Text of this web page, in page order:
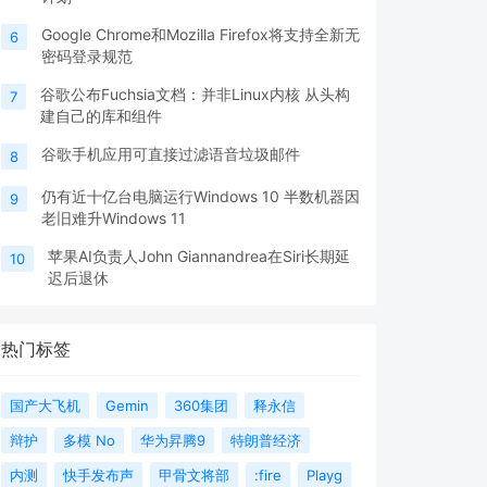
6
Google Chrome和Mozilla Firefox将支持全新无
密码登录规范
7
谷歌公布Fuchsia文档：并非Linux内核 从头构
建自己的库和组件
8 谷歌手机应用可直接过滤语音垃圾邮件
9
仍有近十亿台电脑运行Windows 10 半数机器因
老旧难升Windows 11
10
苹果AI负责人John Giannandrea在Siri长期延
迟后退休
热门标签
国产大飞机 Gemin 360集团
释永信
辩护
多模 No 华为昇腾9
特朗普经济
内测
快手发布声 甲骨文将部 :fire Playg